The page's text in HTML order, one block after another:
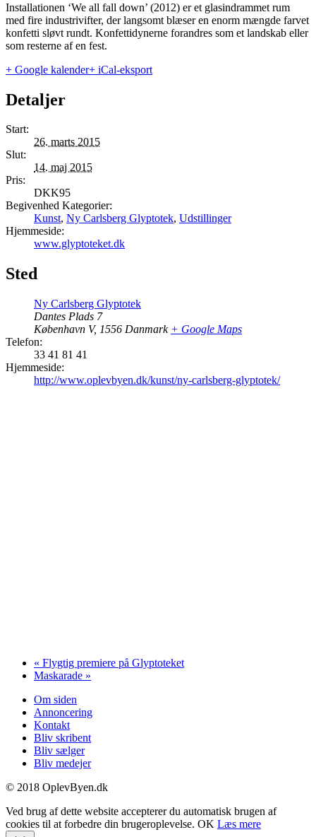
Installationen ‘We all fall down’ (2012) er et glasindrammet rum
med fire industrivifter, der langsomt blæser en enorm mængde farvet
konfetti sløvt rundt. Konfettidynerne forandres som et landskab eller
som resterne af en fest.
+ Google kalender+ iCal-eksport
Detaljer
Start:
26. marts 2015
Slut:
14. maj 2015
Pris:
DKK95
Begivenhed Kategorier:
Kunst, Ny Carlsberg Glyptotek, Udstillinger
Hjemmeside:
www.glyptoteket.dk
Sted
Ny Carlsberg Glyptotek
Dantes Plads 7
København V, 1556 Danmark + Google Maps
Telefon:
33 41 81 41
Hjemmeside:
http://www.oplevbyen.dk/kunst/ny-carlsberg-glyptotek/
« Flygtig premiere på Glyptoteket
Maskarade »
Om siden
Annoncering
Kontakt
Bliv skribent
Bliv sælger
Bliv medejer
© 2018 OplevByen.dk
Ved brug af dette website accepterer du automatisk brugen af
cookies til at forbedre din brugeroplevelse. OK Læs mere